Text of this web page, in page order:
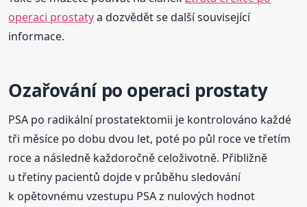
operaci prostatya dozvědět se další související
informace.
Ozařování po operaci prostaty
PSA po radikální prostatektomii je kontrolováno každé
tři měsíce po dobu dvou let, poté po půl roce ve třetím
roce a následně každoročně celoživotně. Přibližně
u třetiny pacientů dojde v průběhu sledování
k opětovnému vzestupu PSA z nulových hodnot